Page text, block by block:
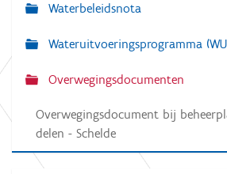
i
g
t
Waterbeleidsnota
Wateruitvoeringsprogramma
Overwegingsdocumenten
Overwegingsdocument bij
delen - Schelde